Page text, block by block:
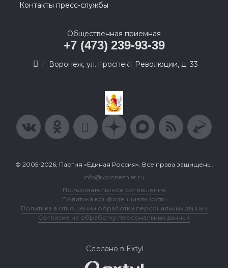
Контакты пресс-службы
Общественная приемная
+7 (473) 239-93-39
г. Воронеж, ул. проспект Революции, д. 33
© 2005-2026, Партия «Единая Россия». Все права защищены.
info@voronezh.er.ru
Пользовательское соглашение
Политика конфиденциальности
Политика в отношении обработки персональных данных
Согласие на обработку персональных данных
Сделано в Extyl